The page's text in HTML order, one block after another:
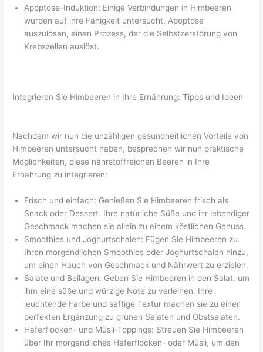
Apoptose-Induktion: Einige Verbindungen in Himbeeren
wurden auf ihre Fähigkeit untersucht, Apoptose
auszulösen, einen Prozess, der die Selbstzerstörung von
Krebszellen auslöst.
Integrieren Sie Himbeeren in Ihre Ernährung: Tipps und Ideen
Nachdem wir nun die unzähligen gesundheitlichen Vorteile von
Himbeeren untersucht haben, besprechen wir nun praktische
Möglichkeiten, diese nährstoffreichen Beeren in Ihre
Ernährung zu integrieren:
Frisch und einfach: Genießen Sie Himbeeren frisch als
Snack oder Dessert. Ihre natürliche Süße und ihr lebendiger
Geschmack machen sie allein zu einem köstlichen Genuss.
Smoothies und Joghurtschalen: Fügen Sie Himbeeren zu
Ihren morgendlichen Smoothies oder Joghurtschalen hinzu,
um einen Hauch von Geschmack und Nährwert zu erzielen.
Salate und Beilagen: Geben Sie Himbeeren in den Salat, um
ihm eine süße und würzige Note zu verleihen. Ihre
leuchtende Farbe und saftige Textur machen sie zu einer
perfekten Ergänzung zu grünen Salaten und Obstsalaten.
Haferflocken- und Müsli-Toppings: Streuen Sie Himbeeren
über Ihr morgendliches Haferflocken- oder Müsli, um den